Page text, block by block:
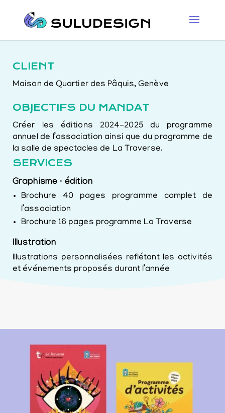
CLIENT
Maison de Quartier des Pâquis, Genève
OBJECTIFS DU MANDAT
Créer les éditions 2024-2025 du programme
annuel de l’association ainsi que du programme de
la salle de spectacles de La Traverse.
SERVICES
Graphisme · édition
Brochure 40 pages programme complet de
l’association
Brochure 16 pages programme La Traverse
Illustration
Illustrations personnalisées reflétant les activités
et événements proposés durant l’année